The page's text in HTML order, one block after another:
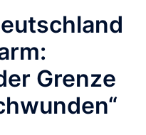
Grenze